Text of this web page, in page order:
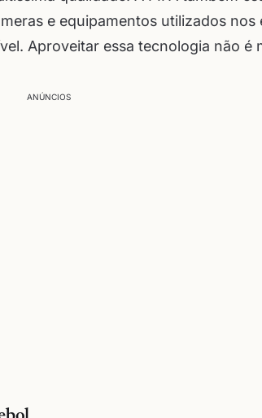
e equipamentos utilizados nos
Aproveitar essa tecnologia não é
ANÚNCIOS